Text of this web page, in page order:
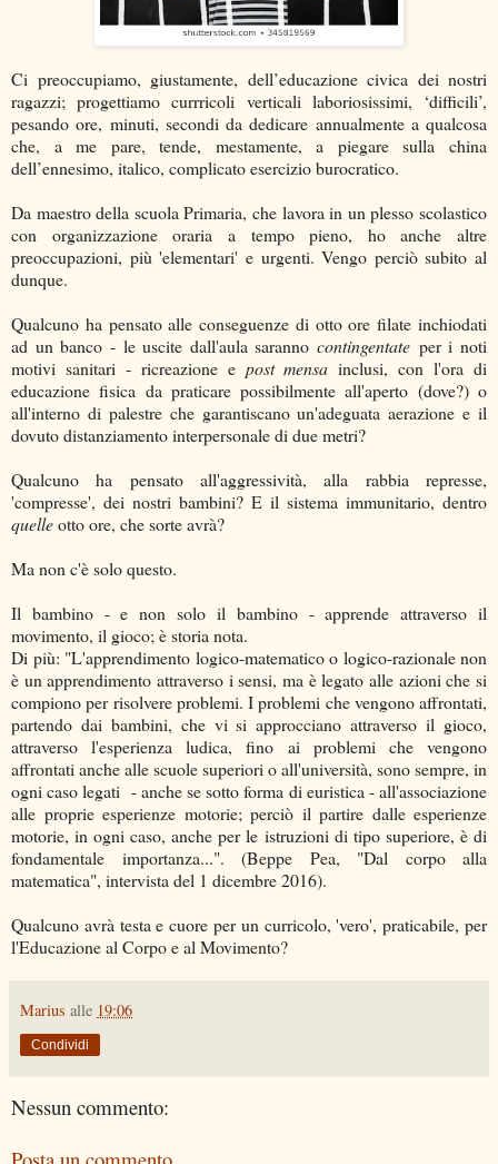
Ci preoccupiamo, giustamente, dell’educazione civica dei nostri
ragazzi; progettiamo currricoli verticali laboriosissimi, ‘difficili’,
pesando ore, minuti, secondi da dedicare annualmente a qualcosa
che, a me pare, tende, mestamente, a piegare sulla china
dell’ennesimo, italico, complicato esercizio burocratico.
Da maestro della scuola Primaria, che lavora in un plesso scolastico
con organizzazione oraria a tempo pieno, ho anche altre
preoccupazioni, più 'elementari' e urgenti. Vengo perciò subito al
dunque.
Qualcuno ha pensato alle conseguenze di otto ore filate inchiodati
ad un banco - le uscite dall'aula sarannocontingentate per i noti
motivi sanitari - ricreazione e post mensa inclusi, con l'ora di
educazione fisica da praticare possibilmente all'aperto (dove?) o
all'interno di palestre che garantiscano un'adeguata aerazione e il
dovuto distanziamento interpersonale di due metri?
Qualcuno ha pensato all'aggressività, alla rabbia represse,
'compresse', dei nostri bambini? E il sistema immunitario, dentro
quelleotto ore, che sorte avrà?
Ma non c'è solo questo.
Il bambino - e non solo il bambino - apprende attraverso il
movimento, il gioco; è storia nota.
Di più: "L'apprendimento logico-matematico o logico-razionale non
è un apprendimento attraverso i sensi, ma è legato alle azioni che si
compiono per risolvere problemi. I problemi che vengono affrontati,
partendo dai bambini, che vi si approcciano attraverso il gioco,
attraverso l'esperienza ludica, fino ai problemi che vengono
affrontati anche alle scuole superiori o all'università, sono sempre, in
ogni caso legati - anche se sotto forma di euristica - all'associazione
alle proprie esperienze motorie; perciò il partire dalle esperienze
motorie, in ogni caso, anche per le istruzioni di tipo superiore, è di
fondamentale importanza...". (Beppe Pea, "Dal corpo alla
matematica", intervista del 1 dicembre 2016).
Qualcuno avrà testa e cuore per un curricolo, 'vero', praticabile, per
l'Educazione al Corpo e al Movimento?
Marius alle 19:06
Condividi
Nessun commento: